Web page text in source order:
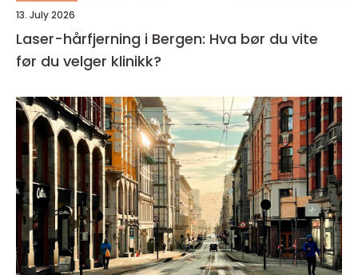
13. July 2026
Laser-hårfjerning i Bergen: Hva bør du vite
før du velger klinikk?